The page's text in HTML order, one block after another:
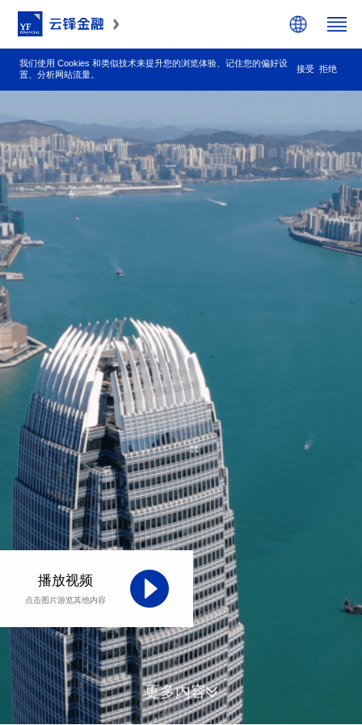
万通保险官网 云锋有鱼官网
简体
EN
我们使用 Cookies 和类似技术来提升您的浏览体验、记住您的偏好设
置、分析网站流量。
接受 拒绝
更多内容
播放视频
点击图片游览其他内容